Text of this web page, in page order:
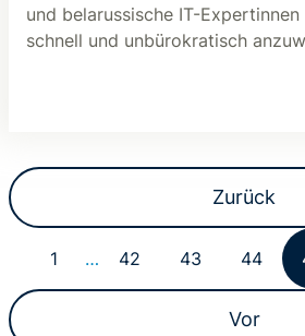
und belarussische IT-
schnell und unbürokratisch
Zurück
1 … 42 43 44
Vor